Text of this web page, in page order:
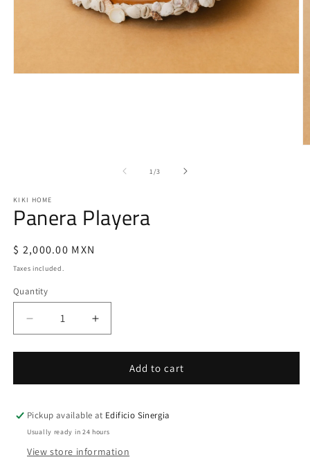
1 /of
3
KIKI HOME
Panera Playera
Regular
price
$ 2,000.00 MXN
Taxes included.
Quantity
Quantity
Decrease
quantity
for
Playera
Increase
quantity
for
Panera
Playera
Add to cart
Pickup available at Edificio Sinergia
Usually ready in 24 hours
View store information